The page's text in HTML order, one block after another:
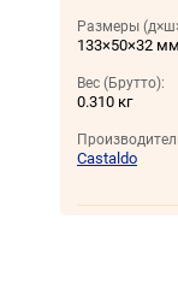
Размеры
133×50×32
Вес (Брутто):
0.310 кг
Castaldo